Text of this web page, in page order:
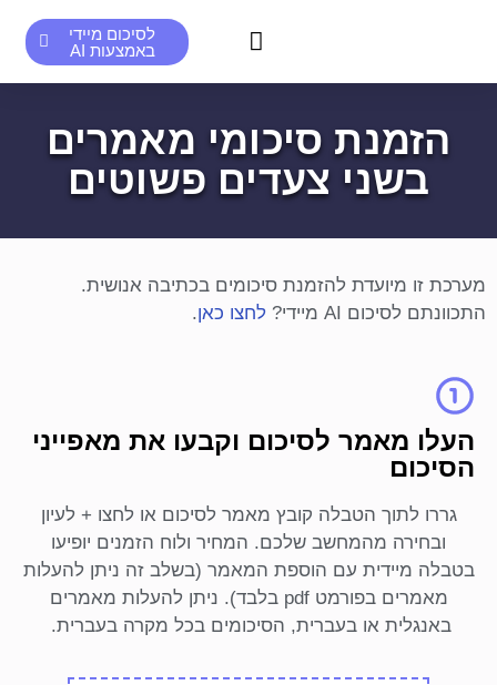
לסיכום מיידי
באמצעות AI
הזמנת סיכומי מאמרים
בשני צעדים פשוטים
מערכת זו מיועדת להזמנת סיכומים בכתיבה אנושית.
התכוונתם לסיכום AI מיידי?
לחצו כאן.
העלו מאמר לסיכום וקבעו את מאפייני
הסיכום
גררו לתוך הטבלה קובץ מאמר לסיכום או לחצו + לעיון
ובחירה מהמחשב שלכם. המחיר ולוח הזמנים יופיעו
בטבלה מיידית עם הוספת המאמר (בשלב זה ניתן להעלות
מאמרים בפורמט pdf בלבד). ניתן להעלות מאמרים
באנגלית או בעברית, הסיכומים בכל מקרה בעברית.